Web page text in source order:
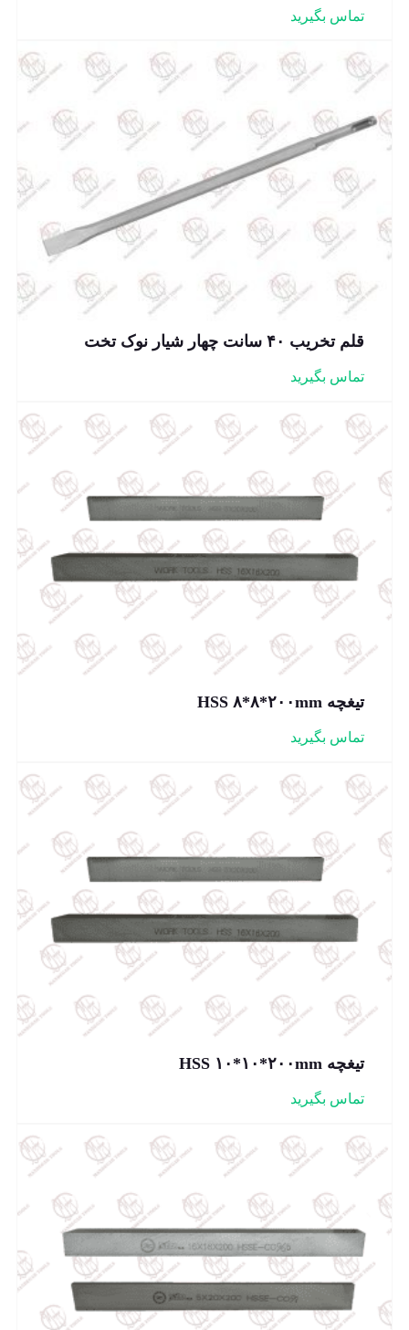
تماس بگیرید
قلم تخریب ۴۰ سانت چهار شیار نوک تخت
تماس بگیرید
تیغچه HSS ۸*۸*۲۰۰mm
تماس بگیرید
تیغچه HSS ۱۰*۱۰*۲۰۰mm
تماس بگیرید